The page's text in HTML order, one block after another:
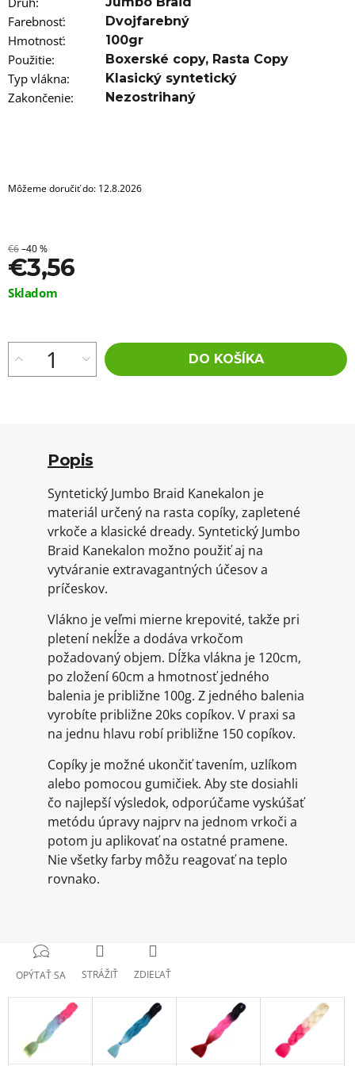
Farebnosť: Dvojfarebný
Hmotnosť: 100gr
Použitie: Boxerské copy, Rasta Copy
Typ vlákna: Klasický syntetický
Zakončenie: Nezostrihaný
Môžeme doručiť do: 12.8.2026
€6–40 %
€3,56
Jednotková
Skladom
DO KOŠÍKA
Popis
Syntetický Jumbo Braid Kanekalon je
materiál určený na rasta copíky, zapletené
vrkoče a klasické dready. Syntetický Jumbo
Braid Kanekalon možno použiť aj na
vytváranie extravagantných účesov a
príčeskov.
Vlákno je veľmi mierne krepovité, takže pri
pletení nekĺže a dodáva vrkočom
požadovaný objem. Dĺžka vlákna je 120cm,
po zložení 60cm a hmotnosť jedného
balenia je približne 100g. Z jedného balenia
vyrobíte približne 20ks copíkov. V praxi sa
na jednu hlavu robí približne 150 copíkov.
Copíky je možné ukončiť tavením, uzlíkom
alebo pomocou gumičiek. Aby ste dosiahli
čo najlepší výsledok, odporúčame vyskúšať
metódu úpravy najprv na jednom vrkoči a
potom ju aplikovať na ostatné pramene.
Nie všetky farby môžu reagovať na teplo
rovnako.
OPÝTAŤ SA STRÁŽIŤ ZDIEĽAŤ
m
e
100%
EZ
KANEKALON
GOLDEN